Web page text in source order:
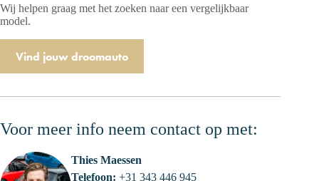
Wij helpen graag met het zoeken naar een vergelijkbaar
model.
Vind jouw droomauto
Voor meer info neem contact op met:
Thies Maessen
Telefoon: +31 343 446 945